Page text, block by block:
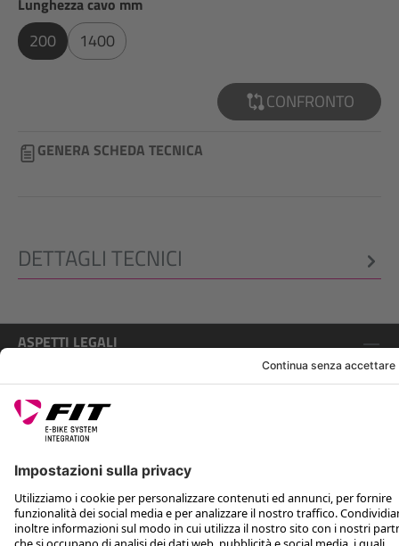
Lunghezza cavo mm
200 1400
CONFRONTO
GENERA SCHEDA TECNICA
DETTAGLI TECNICI
ASPETTI LEGALI
ASSISTENZA
SEGUICI SU